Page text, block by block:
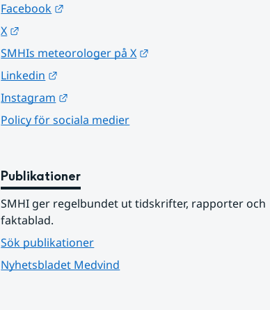
Facebook
X
SMHIs meteorologer på X
Linkedin
Instagram
Policy för sociala medier
Publikationer
SMHI ger regelbundet ut tidskrifter, rapporter och
faktablad.
Sök publikationer
Nyhetsbladet Medvind